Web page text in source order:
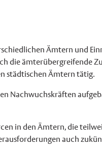
Ämtern und
die ämterübergreifende
städtischen Ämtern tätig.
Nachwuchskräften
in den Ämtern, die
auch